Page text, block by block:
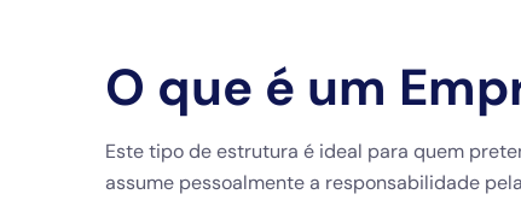
O que é um
Este tipo de estrutura é ideal para quem
assume pessoalmente a responsabilidade